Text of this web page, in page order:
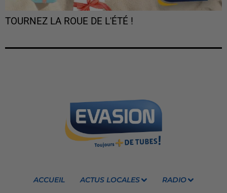
TOURNEZ LA ROUE DE L'ÉTÉ !
ACCUEIL ACTUS LOCALES RADIO